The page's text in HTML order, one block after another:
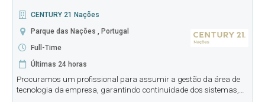
CENTURY 21 Nações
Parque das Nações , Portugal
Full-Time
Últimas 24 horas
Procuramos um profissional para assumir a gestão da área de
tecnologia da empresa, garantindo continuidade dos sistemas,